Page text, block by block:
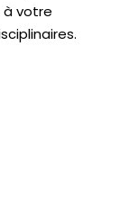
votre